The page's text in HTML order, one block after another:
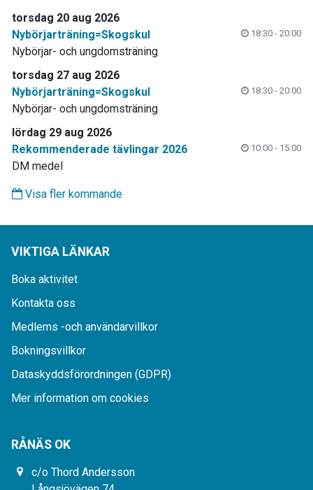
torsdag 20 aug 2026
Nybörjarträning=Skogskul
18:30 - 20:00
Nybörjar- och ungdomsträning
torsdag 27 aug 2026
Nybörjarträning=Skogskul
18:30 - 20:00
Nybörjar- och ungdomsträning
lördag 29 aug 2026
Rekommenderade tävlingar 2026
10:00 - 15:00
DM medel
Visa fler kommande
VIKTIGA LÄNKAR
Boka aktivitet
Kontakta oss
Medlems -och användarvillkor
Bokningsvillkor
Dataskyddsförordningen (GDPR)
Mer information om cookies
RÅNÄS OK
c/o Thord Andersson